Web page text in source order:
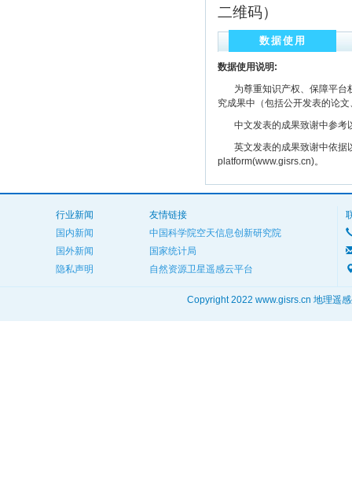
二维码）
数据使用
数据使用说明:
为尊重知识产权、保障平台
究成果中（包括公开发表的论
中文发表的成果致谢中参考
英文发表的成果致谢中依据
platform(www.gisrs.cn)。
行业新闻
国内新闻
国外新闻
隐私声明
友情链接
中国科学院空天信息创新研究院
国家统计局
自然资源卫星遥感云平台
Copyright 2022 www.gisrs.cn 地理遥